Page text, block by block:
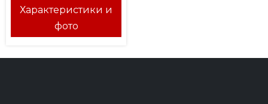
Характеристики и
фото